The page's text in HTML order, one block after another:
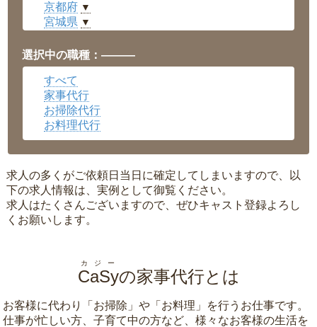
京都府 ▼
宮城県 ▼
福井県 ▼
岡山県 ▼
広島県
沖縄県 ▼
選択中の職種：———
すべて
家事代行
お掃除代行
お料理代行
求人の多くがご依頼日当日に確定してしまいますので、以
下の求人情報は、実例として御覧ください。
求人はたくさんございますので、ぜひキャスト登録よろし
くお願いします。
CaSy
カジー
の家事代行とは
お客様に代わり「 お掃除 」や「 お料理 」を行うお仕事です。
仕事が忙しい方、子育て中の方など、様々なお客様の生活を